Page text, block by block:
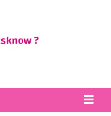
Search Button